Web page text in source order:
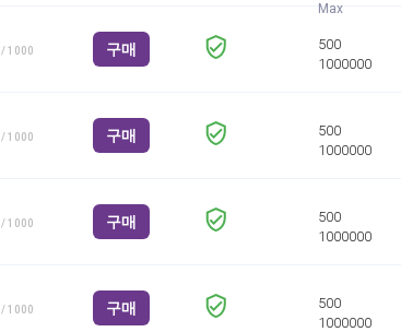
Max
/ 1000 구매
500
1000000
/ 1000 구매
500
1000000
/ 1000 구매
500
1000000
/ 1000 구매
500
1000000